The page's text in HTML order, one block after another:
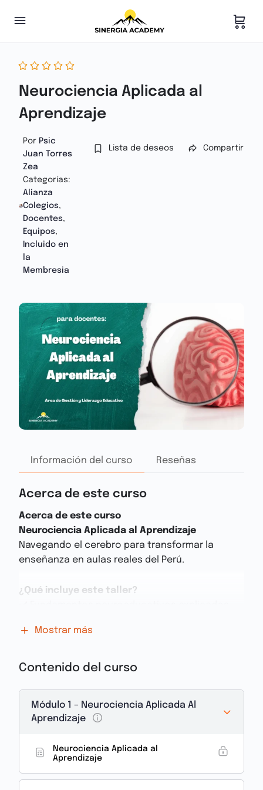
Neurociencia Aplicada al
Aprendizaje
Por Psic
Juan Torres
Zea
Categorías:
Alianza
Colegios,
Docentes,
Equipos,
Incluido en
la
Membresia
Lista de deseos Compartir
Información del curso Reseñas
Acerca de este curso
Acerca de este curso
Neurociencia Aplicada al Aprendizaje
Navegando el cerebro para transformar la
enseñanza en aulas reales del Perú.
¿Qué incluye este taller?
✔️ Técnicas prácticas para inicial, primaria y
✔️ Herramientas para activar la atención, la
✔️ Estrategias para evaluar sin saturar y ajustar
sin frustrar
✔️ Recursos para diseñar clases con sentido y
llenes la encuesta para recibir tu certificación.
Mostrar más
Contenido del curso
Módulo 1 – Neurociencia Aplicada Al
Aprendizaje
Neurociencia Aplicada al
Aprendizaje